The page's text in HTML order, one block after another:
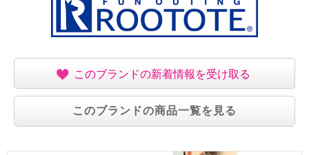
・インド製
このブランドの新着情報を受け取る
このブランドの商品一覧を見る